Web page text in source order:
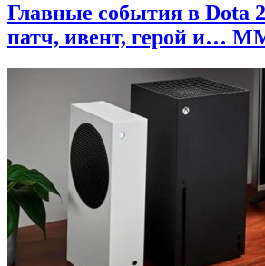
Главные события в Dota
патч, ивент, герой и…